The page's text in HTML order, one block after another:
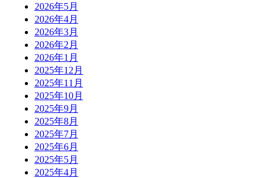
2026年5月
2026年4月
2026年3月
2026年2月
2026年1月
2025年12月
2025年11月
2025年10月
2025年9月
2025年8月
2025年7月
2025年6月
2025年5月
2025年4月